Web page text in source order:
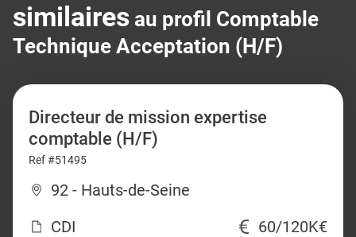
similaires au profil Comptable
Technique Acceptation (H/F)
Directeur de mission expertise
comptable (H/F)
Ref #51495
92 - Hauts-de-Seine
CDI
60/120K€